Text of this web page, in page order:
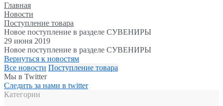
Главная
Новости
Поступление товара
Новое поступление в разделе СУВЕНИРЫ
29 июня 2019
Новое поступление в разделе СУВЕНИРЫ
Вернуться к новостям
Все новости Поступление товара
Мы в Twitter
Следить за нами в twitter
Категории